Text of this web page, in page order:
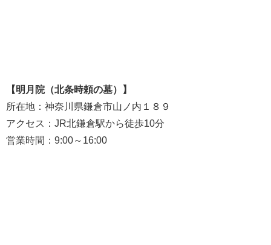
【明月院（北条時頼の墓）】
所在地：神奈川県鎌倉市山ノ内１８９
アクセス：JR北鎌倉駅から徒歩10分
営業時間：9:00～16:00